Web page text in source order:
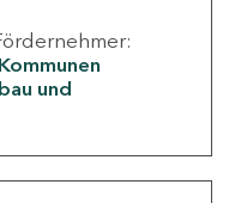
Kommunen
und